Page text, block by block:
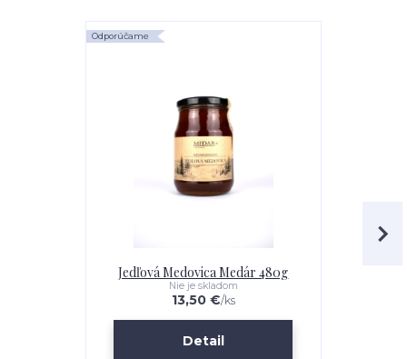
Odporúčame
Jedľová Medovica Medár 480g
13,50 €/ks
Nie je skladom
Detail